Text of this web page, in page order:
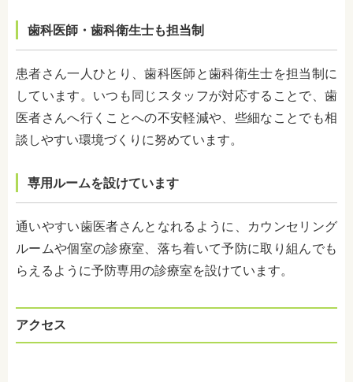
歯科医師・歯科衛生士も担当制
患者さん一人ひとり、歯科医師と歯科衛生士を担当制に
しています。いつも同じスタッフが対応することで、歯
医者さんへ行くことへの不安軽減や、些細なことでも相
談しやすい環境づくりに努めています。
専用ルームを設けています
通いやすい歯医者さんとなれるように、カウンセリング
ルームや個室の診療室、落ち着いて予防に取り組んでも
らえるように予防専用の診療室を設けています。
アクセス